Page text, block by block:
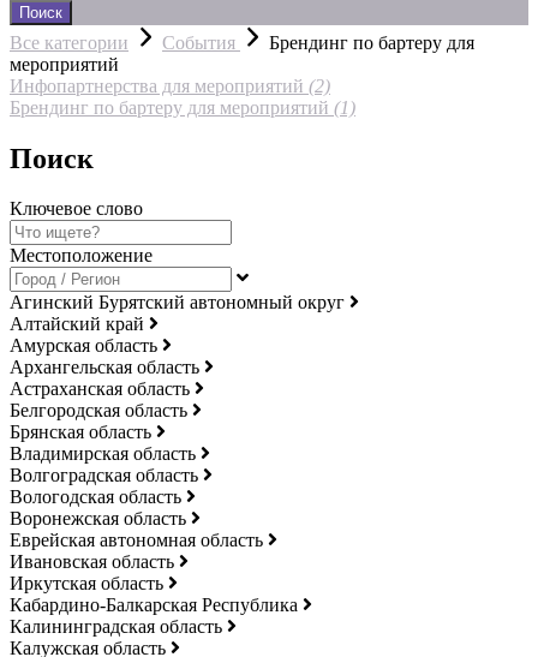
Поиск
Все категории События
Брендинг по бартеру для
мероприятий
Инфопартнерства для мероприятий (2)
Брендинг по бартеру для мероприятий (1)
Поиск
Ключевое слово
Местоположение
Агинский Бурятский автономный округ
Алтайский край
Амурская область
Архангельская область
Астраханская область
Белгородская область
Брянская область
Владимирская область
Волгоградская область
Вологодская область
Воронежская область
Еврейская автономная область
Ивановская область
Иркутская область
Кабардино-Балкарская Республика
Калининградская область
Калужская область